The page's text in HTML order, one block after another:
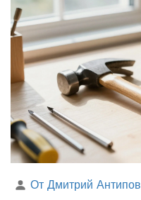
От Дмитрий Антипов